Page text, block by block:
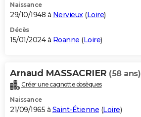
Naissance
29/10/1948 à Nervieux(Loire)
Décès
15/01/2024 à Roanne (Loire)
Arnaud MASSACRIER (58 ans)
Créer une cagnotte obsèques
Naissance
21/09/1965 à Saint-Étienne (Loire)